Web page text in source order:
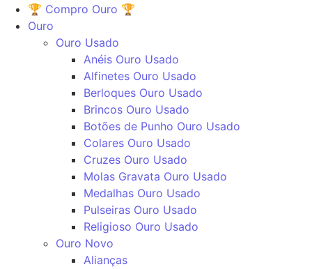
🏆 Compro Ouro 🏆
Ouro
Ouro Usado
Anéis Ouro Usado
Alfinetes Ouro Usado
Berloques Ouro Usado
Brincos Ouro Usado
Botões de Punho Ouro Usado
Colares Ouro Usado
Cruzes Ouro Usado
Molas Gravata Ouro Usado
Medalhas Ouro Usado
Pulseiras Ouro Usado
Religioso Ouro Usado
Ouro Novo
Alianças